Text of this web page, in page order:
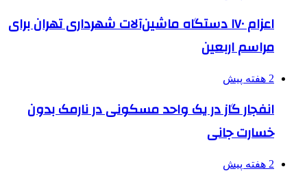
اعزام ۱۷۰ دستگاه ماشین‌آلات شهرداری تهران برای
مراسم اربعین
2 هفته پیش
انفجار گاز در یک واحد مسکونی در نارمک بدون
خسارت جانی
2 هفته پیش